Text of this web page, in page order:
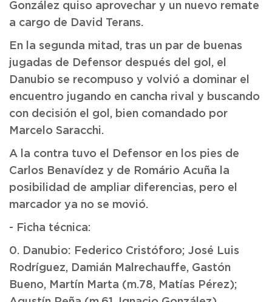
González quiso aprovechar y un nuevo remate
a cargo de David Terans.
En la segunda mitad, tras un par de buenas
jugadas de Defensor después del gol, el
Danubio se recompuso y volvió a dominar el
encuentro jugando en cancha rival y buscando
con decisión el gol, bien comandado por
Marcelo Saracchi.
A la contra tuvo el Defensor en los pies de
Carlos Benavídez y de Romário Acuña la
posibilidad de ampliar diferencias, pero el
marcador ya no se movió.
- Ficha técnica:
0. Danubio: Federico Cristóforo; José Luis
Rodríguez, Damián Malrechauffe, Gastón
Bueno, Martín Marta (m.78, Matías Pérez);